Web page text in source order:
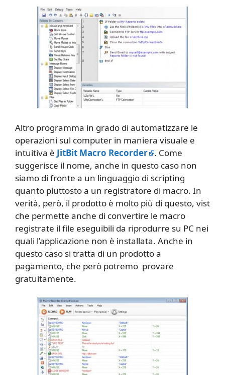
Altro programma in grado di automatizzare le
operazioni sul computer in maniera visuale e
intuitiva è JitBit Macro Recorder
. Come
suggerisce il nome, anche in questo caso non
siamo di fronte a un linguaggio di scripting
quanto piuttosto a un registratore di macro. In
verità, però, il prodotto è molto più di questo, vist
che permette anche di convertire le macro
registrate il file eseguibili da riprodurre su PC nei
quali l’applicazione non è installata. Anche in
questo caso si tratta di un prodotto a
pagamento, che però potremo provare
gratuitamente.